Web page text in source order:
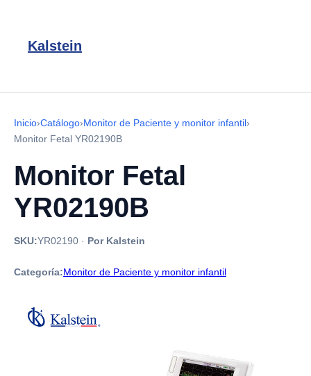
Kalstein
Inicio›Catálogo›Monitor de Paciente y monitor infantil›
Monitor Fetal YR02190B
Monitor Fetal
YR02190B
SKU:YR02190 · Por Kalstein
Categoría:Monitor de Paciente y monitor infantil